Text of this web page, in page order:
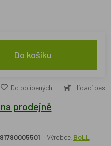
Do košíku
Do oblíbených Hlídací pes
prodejně
Výrobce:BoLL